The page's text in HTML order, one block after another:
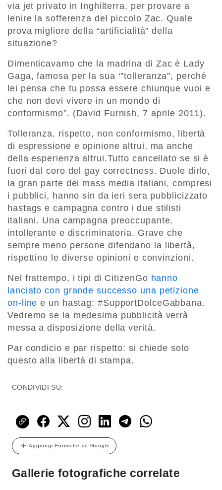
via jet privato in Inghilterra, per provare a
lenire la sofferenza del piccolo Zac. Quale
prova migliore della “artificialità” della
situazione?
Dimenticavamo che la madrina di Zac è Lady
Gaga, famosa per la sua ‘”tolleranza”, perché
lei pensa che tu possa essere chiunque vuoi e
che non devi vivere in un mondo di
conformismo”. (David Furnish, 7 aprile 2011).
Tolleranza, rispetto, non conformismo, libertà
di espressione e opinione altrui, ma anche
della esperienza altrui.Tutto cancellato se si è
fuori dal coro del gay correctness. Duole dirlo,
la gran parte dei mass media italiani, compresi
i pubblici, hanno sin da ieri sera pubblicizzato
hastags e campagna contro i due stilisti
italiani. Una campagna preoccupante,
intollerante e discriminatoria. Grave che
sempre meno persone difendano la libertà,
rispettino le diverse opinioni e convinzioni.
Nel frattempo, i tipi di CitizenGo hanno
lanciato con grande successo una petizione
on-line e un hastag: #SupportDolceGabbana.
Vedremo se la medesima pubblicità verrà
messa a disposizione della verità.
Par condicio e par rispetto: si chiede solo
questo alla libertà di stampa.
CONDIVIDI SU:
Aggiungi Formiche su Google
Gallerie fotografiche correlate